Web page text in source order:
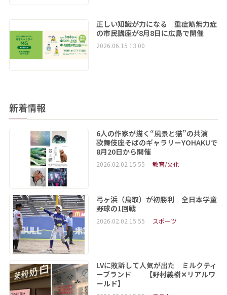
正しい知識が力になる 重症筋無力症
の市民講座が8月8日に広島で開催
2026.06.15 13:00
新着情報
6人の作家が描く“風景と猫”の共演
歌舞伎座そばのギャラリーYOHAKUで
8月20日から開催
2026.02.02 15:55 教育/文化
弓ヶ浜（鳥取）が初勝利 全日本学童
野球の1回戦
2026.02.02 15:55 スポーツ
LVに敗訴して人気が出た ミルクティ
ーブランド 【野村義樹✕リアルワ
ールド】